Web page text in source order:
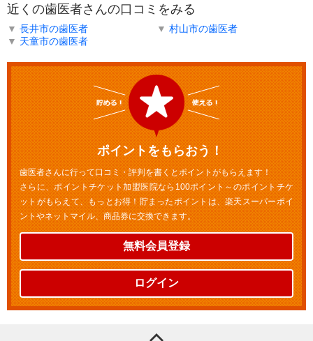
近くの歯医者さんの口コミをみる
▼ 長井市の歯医者 ▼ 村山市の歯医者
▼ 天童市の歯医者
ポイントをもらおう！
歯医者さんに行って口コミ・評判を書くとポイントがもらえます！
さらに、ポイントチケット加盟医院なら100ポイント～のポイントチケ
ットがもらえて、もっとお得！貯まったポイントは、楽天スーパーポイ
ントやネットマイル、商品券に交換できます。
無料会員登録
ログイン